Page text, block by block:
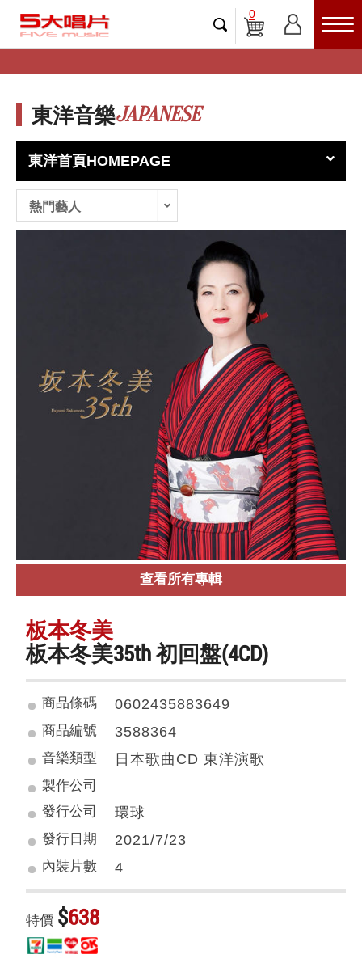
0
東洋音樂JAPANESE
東洋首頁HOMEPAGE
熱門藝人
查看所有專輯
板本冬美
板本冬美35th 初回盤(4CD)
商品條碼 0602435883649
商品編號 3588364
音樂類型 日本歌曲CD 東洋演歌
製作公司
發行公司
環球
發行日期 2021/7/23
內裝片數 4
特價 $638